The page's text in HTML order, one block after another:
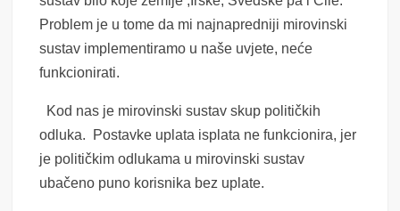
Problem je u tome da mi najnapredniji mirovinski
sustav implementiramo u naše uvjete, neće
funkcionirati.
Kod nas je mirovinski sustav skup političkih
odluka. Postavke uplata isplata ne funkcionira, jer
je političkim odlukama u mirovinski sustav
ubačeno puno korisnika bez uplate.